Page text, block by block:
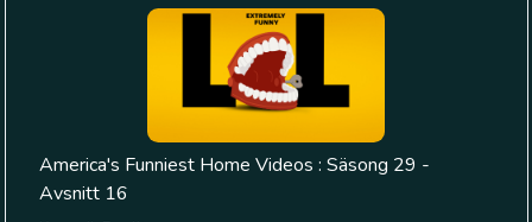
America's Funniest Home Videos : Säsong 29 -
Avsnitt 16